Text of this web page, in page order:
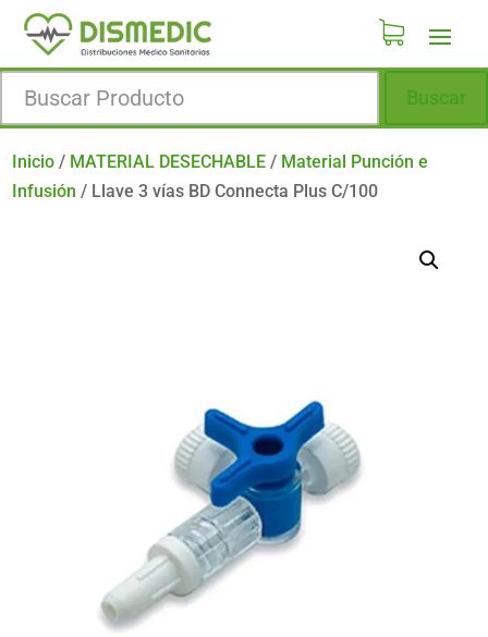
Buscar
Inicio / MATERIAL DESECHABLE / Material Punción e
Infusión / Llave 3 vías BD Connecta Plus C/100